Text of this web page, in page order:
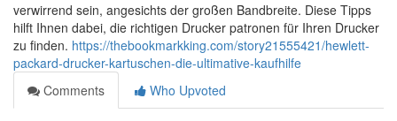
verwirrend sein, angesichts der großen Bandbreite. Diese Tipps
hilft Ihnen dabei, die richtigen Drucker patronen für Ihren Drucker
zu finden. https://thebookmarkking.com/story21555421/hewlett-
packard-drucker-kartuschen-die-ultimative-kaufhilfe
Comments
Who Upvoted